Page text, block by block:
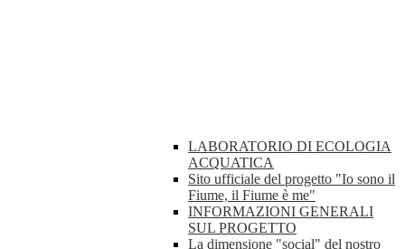
LABORATORIO DI ECOLOGIA
ACQUATICA
Sito ufficiale del progetto "Io sono il
Fiume, il Fiume è me"
INFORMAZIONI GENERALI
SUL PROGETTO
La dimensione "social" del nostro